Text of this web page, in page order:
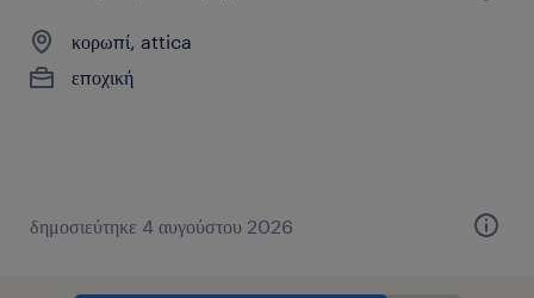
κορωπί, attica
εποχική
δημοσιεύτηκε 4 αυγούστου 2026